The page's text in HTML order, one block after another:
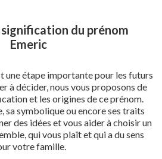
du prénom
Emeric
une étape importante pour les futurs
à décider, nous vous proposons de
et les origines de ce prénom.
sa symbolique ou encore ses traits
des idées et vous aider à choisir un
qui vous plaît et qui a du sens
votre famille.